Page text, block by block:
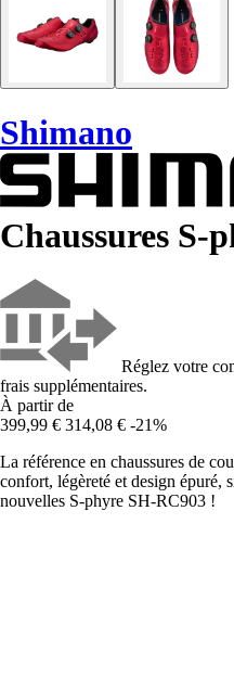
Shimano
Chaussures S-
Réglez votre
frais supplémentaires.
À partir de
399,99 € 314,08 € -21%
La référence en chaussures de
confort, légèreté et design épuré,
nouvelles S-phyre SH-RC903 !